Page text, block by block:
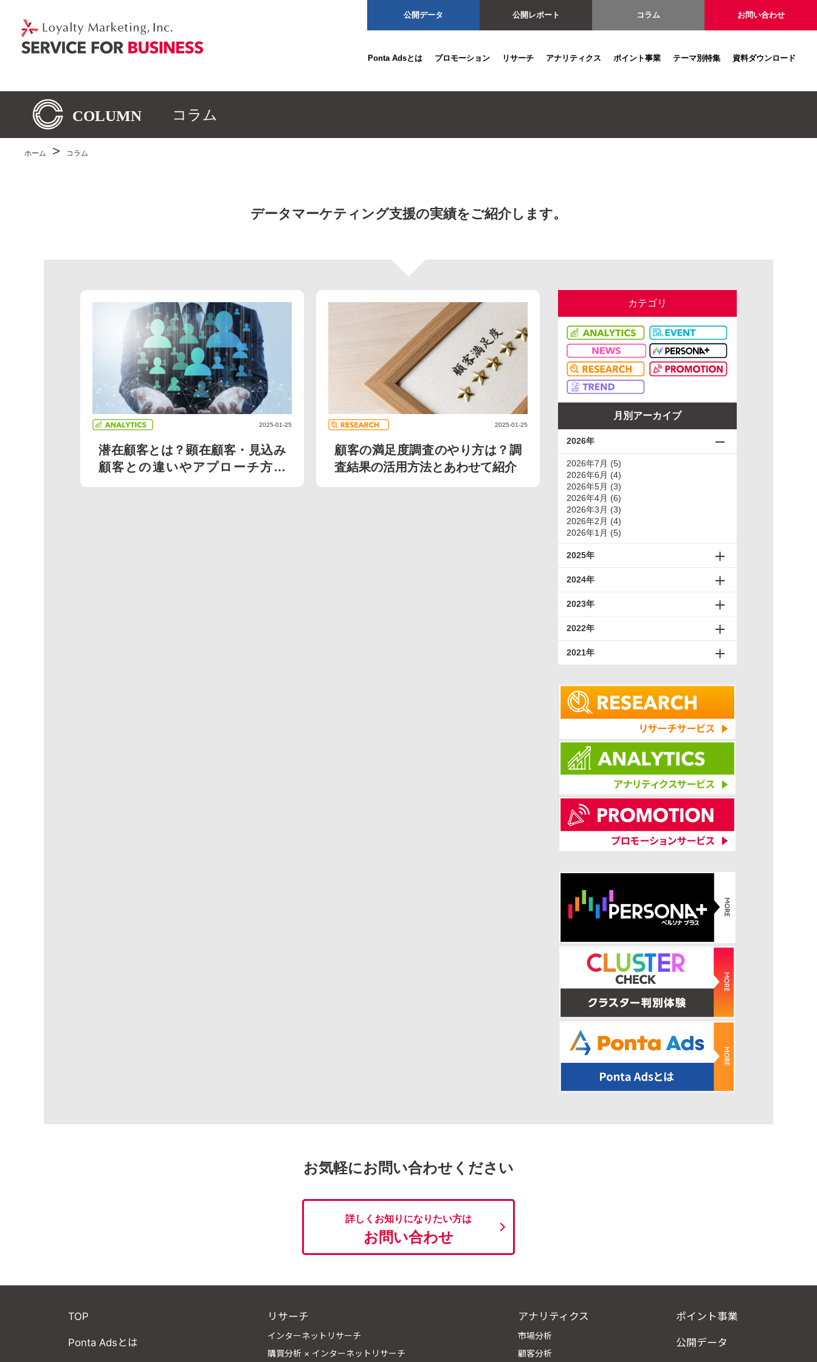
公開データ 公開レポート コラム お問い合わせ
Ponta Adsとは プロモーション リサーチ アナリティクス ポイント事業 テーマ別特集 資料ダウンロード
コラム
ホーム コラム
データマーケティング支援の実績をご紹介します。
2025-01-25
潜在顧客とは？顕在顧客・見込み
顧客との違いやアプローチ方法
2025-01-25
顧客の満足度調査のやり方は？調
査結果の活用方法とあわせて紹介
カテゴリ
月別アーカイブ
2026年
2026年7月 (5)
2026年6月 (4)
2026年5月 (3)
2026年4月 (6)
2026年3月 (3)
2026年2月 (4)
2026年1月 (5)
2025年
2024年
2023年
2022年
2021年
お気軽にお問い合わせください
詳しくお知りになりたい方は
お問い合わせ
TOP
Ponta Adsとは
リサーチ
インターネットリサーチ
購買分析 × インターネットリサーチ
アナリティクス
市場分析
顧客分析
ポイント事業
公開データ